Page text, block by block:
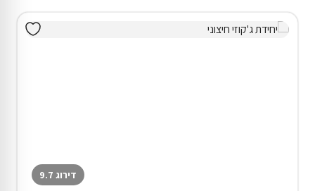
דירוג 9.7